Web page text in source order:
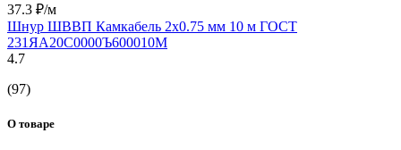
37.3 ₽/м
Шнур ШВВП Камкабель 2x0.75 мм 10 м ГОСТ
231ЯA20C0000Ъ600010М
4.7
(97)
О товаре